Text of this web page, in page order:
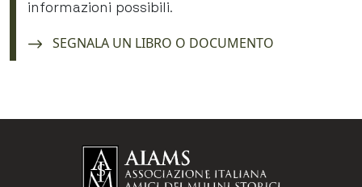
informazioni possibili.
Navigate to:
SEGNALA UN LIBRO O DOCUMENTO